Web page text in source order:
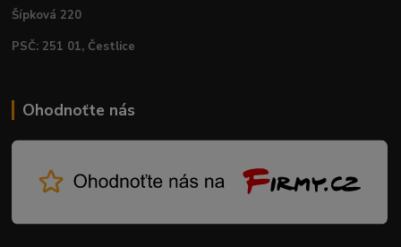
Šípková 220
PSČ: 251 01, Čestlice
Ohodnoťte nás